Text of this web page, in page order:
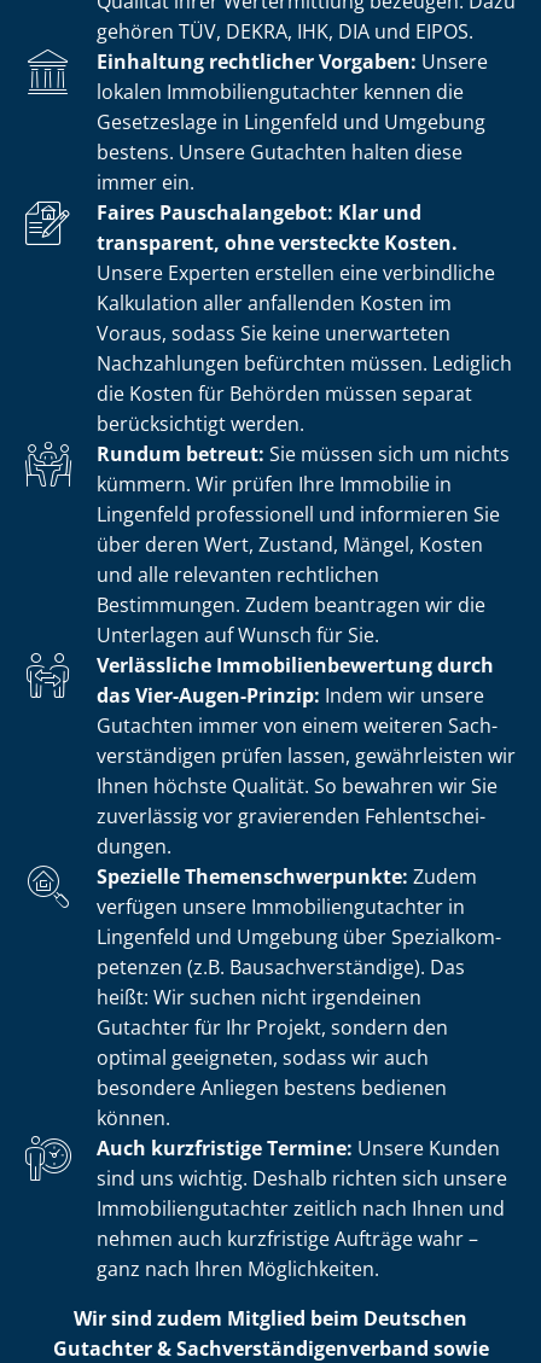
gehören TÜV, DEKRA, IHK, DIA und EIPOS.
Einhaltung rechtlicher Vorgaben: Unsere
lokalen Im­mo­bi­li­en­gut­ach­ter kennen die
Gesetzeslage in Lingenfeld und Umgebung
bestens. Unsere Gutachten halten diese
immer ein.
Faires Pauschalangebot: Klar und
transparent, ohne versteckte Kosten.
Unsere Experten erstellen eine verbindliche
Kalkulation aller anfallenden Kosten im
Voraus, sodass Sie keine unerwarteten
Nachzahlungen befürchten müssen. Lediglich
die Kosten für Behörden müssen separat
berücksichtigt werden.
Rundum betreut: Sie müssen sich um nichts
kümmern. Wir prüfen Ihre Immobilie in
Lingenfeld professionell und informieren Sie
über deren Wert, Zustand, Mängel, Kosten
und alle relevanten rechtlichen
Bestimmungen. Zudem beantragen wir die
Unterlagen auf Wunsch für Sie.
Verlässliche Im­mo­bi­li­en­be­wer­tung durch
das Vier-Augen-Prinzip: Indem wir unsere
Gutachten immer von einem weiteren Sach­
ver­stän­di­gen prüfen lassen, gewährleisten wir
Ihnen höchste Qualität. So bewahren wir Sie
zuverlässig vor gravierenden Fehl­ent­schei­
dun­gen.
Spezielle The­men­schwer­punk­te: Zudem
verfügen unsere Im­mo­bi­li­en­gut­ach­ter in
Lingenfeld und Umgebung über Spe­zi­al­kom­
pe­ten­zen (z.B. Bau­sach­ver­stän­di­ge). Das
heißt: Wir suchen nicht irgendeinen
Gutachter für Ihr Projekt, sondern den
optimal geeigneten, sodass wir auch
besondere Anliegen bestens bedienen
können.
Auch kurzfristige Termine: Unsere Kunden
sind uns wichtig. Deshalb richten sich unsere
Im­mo­bi­li­en­gut­ach­ter zeitlich nach Ihnen und
nehmen auch kurzfristige Aufträge wahr –
ganz nach Ihren Möglichkeiten.
Wir sind zudem Mitglied beim Deutschen
Gutachter & Sach­ver­stän­di­gen­ver­band sowie